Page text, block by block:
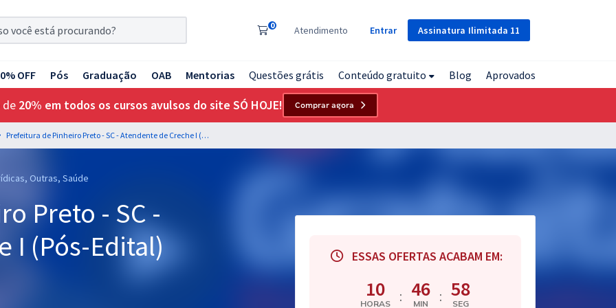
Assinatura Ilimitada 11
0 Atendimento Entrar
OFF Pós Graduação OAB Mentorias Questões grátis Conteúdo gratuito Blog Aprovados
de 20% em todos os cursos avulsos do site SÓ HOJE! Comprar agora
Prefeitura de Pinheiro Preto - SC - Atendente de Creche I (Pós-Edital)
Outras, Saúde
Preto - SC -
I (Pós-Edital)
ESSAS OFERTAS ACABAM EM:
10
HORAS : 46
MIN : 57
SEG